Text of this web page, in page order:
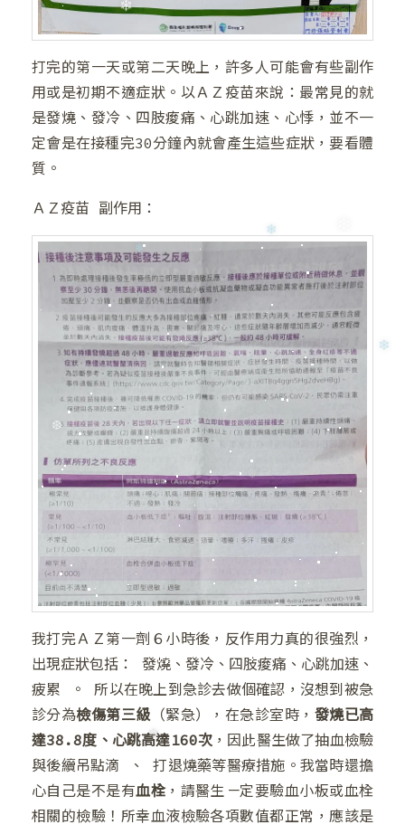
打完的第一天或第二天晚上，許多人可能會有些副作
用或是初期不適症狀。以ＡＺ疫苗來說：最常見的就
是發燒、發冷、四肢痠痛、心跳加速、心悸，並不一
定會是在接種完30分鐘內就會產生這些症狀，要看體
質。
ＡＺ疫苗 副作用：
我打完ＡＺ第一劑６小時後，反作用力真的很強烈，
出現症狀包括： 發燒、發冷、四肢痠痛、心跳加速、
疲累 。 所以在晚上到急診去做個確認，沒想到被急
診分為檢傷第三級（緊急），在急診室時， 發燒已高
達38.8度、心跳高達160次 ，因此醫生做了抽血檢驗
與後續吊點滴 、 打退燒藥等醫療措施。我當時還擔
心自己是不是有血栓，請醫生一定要驗血小板或血栓
相關的檢驗！所幸血液檢驗各項數值都正常，應該是
❄
❄
❄
❄
❄